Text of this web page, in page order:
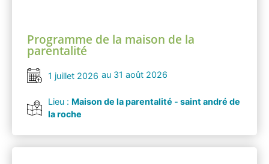
Programme de la maison de la
parentalité
1 juillet 2026 au 31 août 2026
Lieu : Maison de la parentalité - saint andré de
la roche